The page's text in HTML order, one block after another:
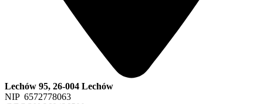
Lechów 95, 26-004 Lechów
NIP 6572778063